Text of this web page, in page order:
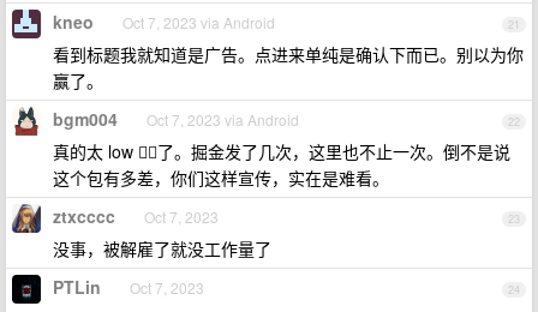
21
kneo Oct 7, 2023 via Android
看到标题我就知道是广告。点进来单纯是确认下而已。别以为你
赢了。
22
bgm004 Oct 7, 2023 via Android
真的太 low 👎🏻了。掘金发了几次，这里也不止一次。倒不是说
这个包有多差，你们这样宣传，实在是难看。
23
ztxcccc Oct 7, 2023
没事，被解雇了就没工作量了
24
PTLin Oct 7, 2023